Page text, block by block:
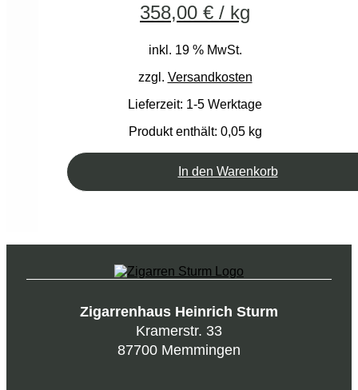
358,00 € / kg
inkl. 19 % MwSt.
zzgl. Versandkosten
Lieferzeit: 1-5 Werktage
Produkt enthält: 0,05 kg
In den Warenkorb
Zigarrenhaus Heinrich Sturm
Kramerstr. 33
87700 Memmingen